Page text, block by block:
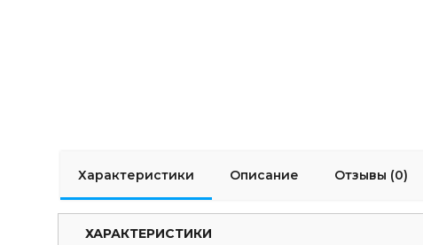
Характеристики Описание Отзывы (0)
ХАРАКТЕРИСТИКИ